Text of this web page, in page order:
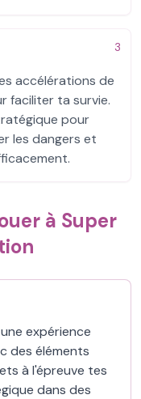
3
accélérations de
faciliter ta survie.
pour
les dangers et
à Super
expérience
des éléments
à l'épreuve tes
dans des